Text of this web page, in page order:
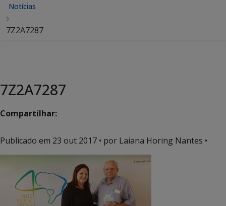
Notícias
7Z2A7287
7Z2A7287
Compartilhar:
Publicado em 23 out 2017 • por Laiana Horing Nantes •